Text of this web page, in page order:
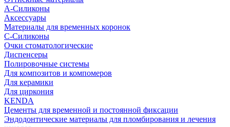
А-Силиконы
Аксессуары
Материалы для временных коронок
С-Силиконы
Очки стоматологические
Диспенсеры
Полировочные системы
Для композитов и компомеров
Для керамики
Для циркония
KENDA
Цементы для временной и постоянной фиксации
Эндодонтические материалы для пломбирования и лечения